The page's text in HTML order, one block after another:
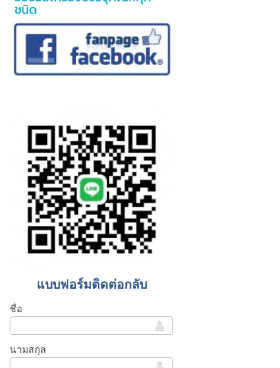
ชนิด
แบบฟอร์มติดต่อกลับ
ชื่อ
นามสกุล